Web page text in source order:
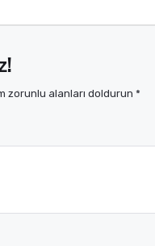
zorunlu alanları doldurun *